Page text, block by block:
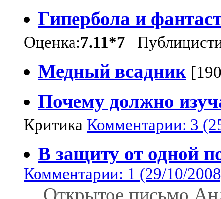
Гипербола и
Оценка:7.11*7
Медный всадник
Почему должно
Критика Комментарии: 3
В защиту от одной
Комментарии: 1 (29/10/
Открытое письмо